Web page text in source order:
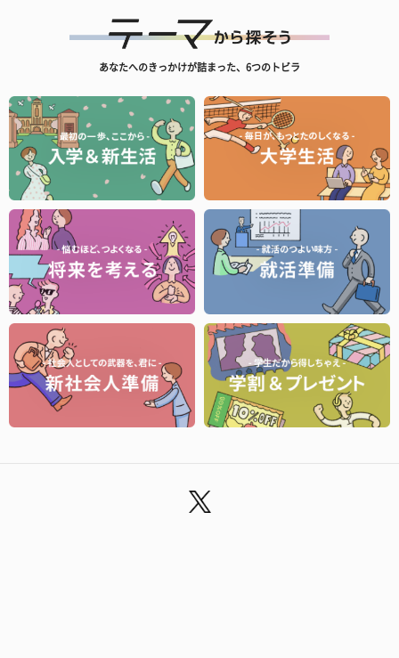
あなたへのきっかけが詰まった、6つのトビラ